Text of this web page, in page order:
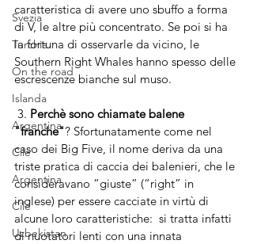
Svezia
Turchia
On the road
Islanda
Argentina
Cile
Argentina
Cile
Uzbekistan
caratteristica di avere uno sbuffo a forma
di V, le altre più concentrato. Se poi si ha
la fortuna di osservarle da vicino, le
Southern Right Whales hanno spesso delle
escrescenze bianche sul muso.
3. Perchè sono chiamate balene
"franche"? Sfortunatamente come nel
caso dei Big Five, il nome deriva da una
triste pratica di caccia dei balenieri, che le
consideravano “giuste” (“right” in
inglese) per essere cacciate in virtù di
alcune loro caratteristiche:  si tratta infatti
di nuotatori lenti con una innata